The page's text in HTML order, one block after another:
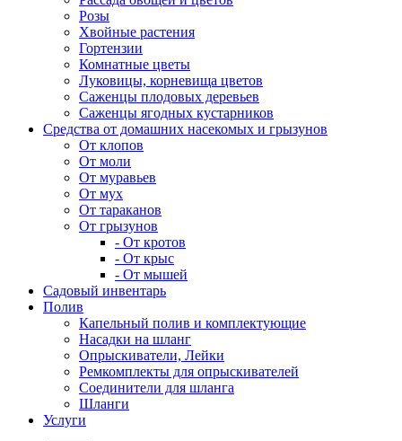
Розы
Хвойные растения
Гортензии
Комнатные цветы
Луковицы, корневища цветов
Саженцы плодовых деревьев
Саженцы ягодных кустарников
Средства от домашних насекомых и грызунов
От клопов
От моли
От муравьев
От мух
От тараканов
От грызунов
- От кротов
- От крыс
- От мышей
Садовый инвентарь
Полив
Капельный полив и комплектующие
Насадки на шланг
Опрыскиватели, Лейки
Ремкомплекты для опрыскивателей
Соединители для шланга
Шланги
Услуги